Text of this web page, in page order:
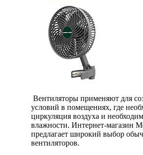
Вентиляторы применяют для
условий в помещениях, где
циркуляция воздуха и
влажности. Интернет-магазин
предлагает широкий выбор
вентиляторов.